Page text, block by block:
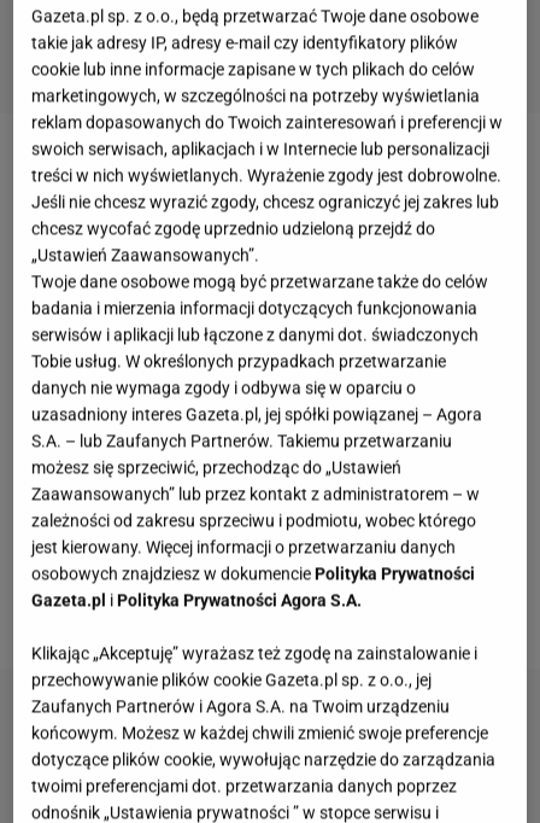
Owocowe przekąski tu i teraz
Sieć postawiła sobie za cel odejście od skojarzeń
owoców z zakupami robionymi na zapas, typowymi
dla dyskontów, na rzecz budowania wizerunku
świeżej i wygodnejprzekąskidostępnej od ręki w
preferowanej ilości. Owoce iwarzywaw ofercie
Żabki odpowiadają na potrzeby klientów żyjących w
biegu – stanowią świadomy wybór w drodze do
pracy, szkoły czy między codziennymi obowiązkami.
Dzięki temu kategoria ta staje się naturalnym
elementem oferty convenience, opartej na
świeżości, wysokiej jakości, powtarzalności oraz
konsumpcji tu i teraz.
Gazeta.pl sp. z o.o., będą przetwarzać Twoje dane osobowe
takie jak adresy IP, adresy e-mail czy identyfikatory plików
cookie lub inne informacje zapisane w tych plikach do celów
marketingowych, w szczególności na potrzeby wyświetlania
reklam dopasowanych do Twoich zainteresowań i preferencji w
swoich serwisach, aplikacjach i w Internecie lub personalizacji
treści w nich wyświetlanych. Wyrażenie zgody jest dobrowolne.
Jeśli nie chcesz wyrazić zgody, chcesz ograniczyć jej zakres lub
chcesz wycofać zgodę uprzednio udzieloną przejdź do
„Ustawień Zaawansowanych”.
Twoje dane osobowe mogą być przetwarzane także do celów
badania i mierzenia informacji dotyczących funkcjonowania
serwisów i aplikacji lub łączone z danymi dot. świadczonych
Tobie usług. W określonych przypadkach przetwarzanie
danych nie wymaga zgody i odbywa się w oparciu o
uzasadniony interes Gazeta.pl, jej spółki powiązanej – Agora
S.A. – lub Zaufanych Partnerów. Takiemu przetwarzaniu
możesz się sprzeciwić, przechodząc do „Ustawień
Zaawansowanych” lub przez kontakt z administratorem – w
zależności od zakresu sprzeciwu i podmiotu, wobec którego
jest kierowany. Więcej informacji o przetwarzaniu danych
osobowych znajdziesz w dokumenciePolityka Prywatności
Gazeta.pl iPolityka Prywatności Agora S.A.
Klikając „Akceptuję” wyrażasz też zgodę na zainstalowanie i
przechowywanie plików cookie Gazeta.pl sp. z o.o., jej
Zaufanych Partnerów i Agora S.A. na Twoim urządzeniu
końcowym. Możesz w każdej chwili zmienić swoje preferencje
dotyczące plików cookie, wywołując narzędzie do zarządzania
twoimi preferencjami dot. przetwarzania danych poprzez
odnośnik „Ustawienia prywatności ” w stopce serwisu i